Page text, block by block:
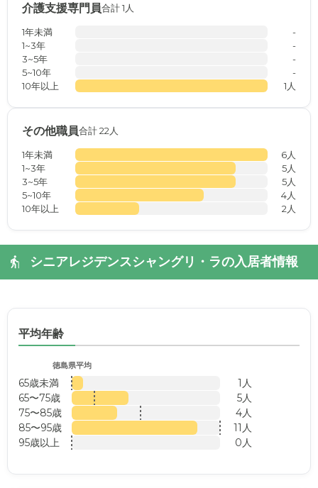
介護支援専門員合計 1人
1年未満
-
1~3年
-
3~5年
-
5~10年
-
10年以上
1人
その他職員合計 22人
1年未満
6人
1~3年
5人
3~5年
5人
5~10年
4人
10年以上
2人
シニアレジデンスシャングリ・ラの入居者情報
平均年齢
徳島県平均
65歳未満
1人
65〜75歳
5人
75〜85歳
4人
85〜95歳
11人
95歳以上
0人